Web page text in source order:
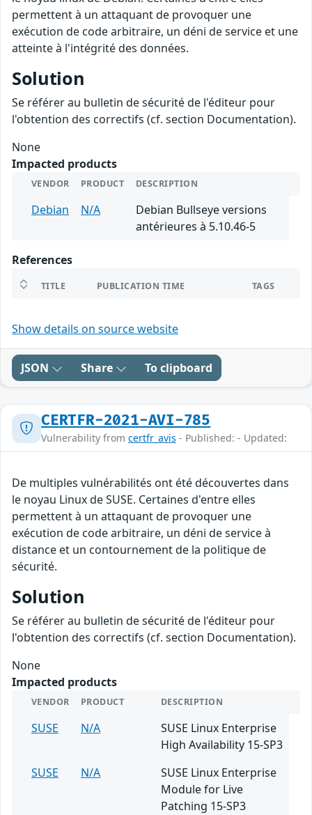
permettent à un attaquant de provoquer une
exécution de code arbitraire, un déni de service et une
atteinte à l'intégrité des données.
Solution
Se référer au bulletin de sécurité de l'éditeur pour
l'obtention des correctifs (cf. section Documentation).
None
Impacted products
VENDOR PRODUCT DESCRIPTION
Debian N/A
Debian Bullseye versions
antérieures à 5.10.46-5
References
TITLE PUBLICATION TIME TAGS
Show details on source website
JSON Share To clipboard
CERTFR-2021-AVI-785
Vulnerability from certfr_avis - Published: - Updated:
De multiples vulnérabilités ont été découvertes dans
le noyau Linux de SUSE. Certaines d'entre elles
permettent à un attaquant de provoquer une
exécution de code arbitraire, un déni de service à
distance et un contournement de la politique de
sécurité.
Solution
Se référer au bulletin de sécurité de l'éditeur pour
l'obtention des correctifs (cf. section Documentation).
None
Impacted products
VENDOR PRODUCT DESCRIPTION
SUSE N/A
SUSE Linux Enterprise
High Availability 15-SP3
SUSE
N/A
SUSE Linux Enterprise
Module for Live
Patching 15-SP3